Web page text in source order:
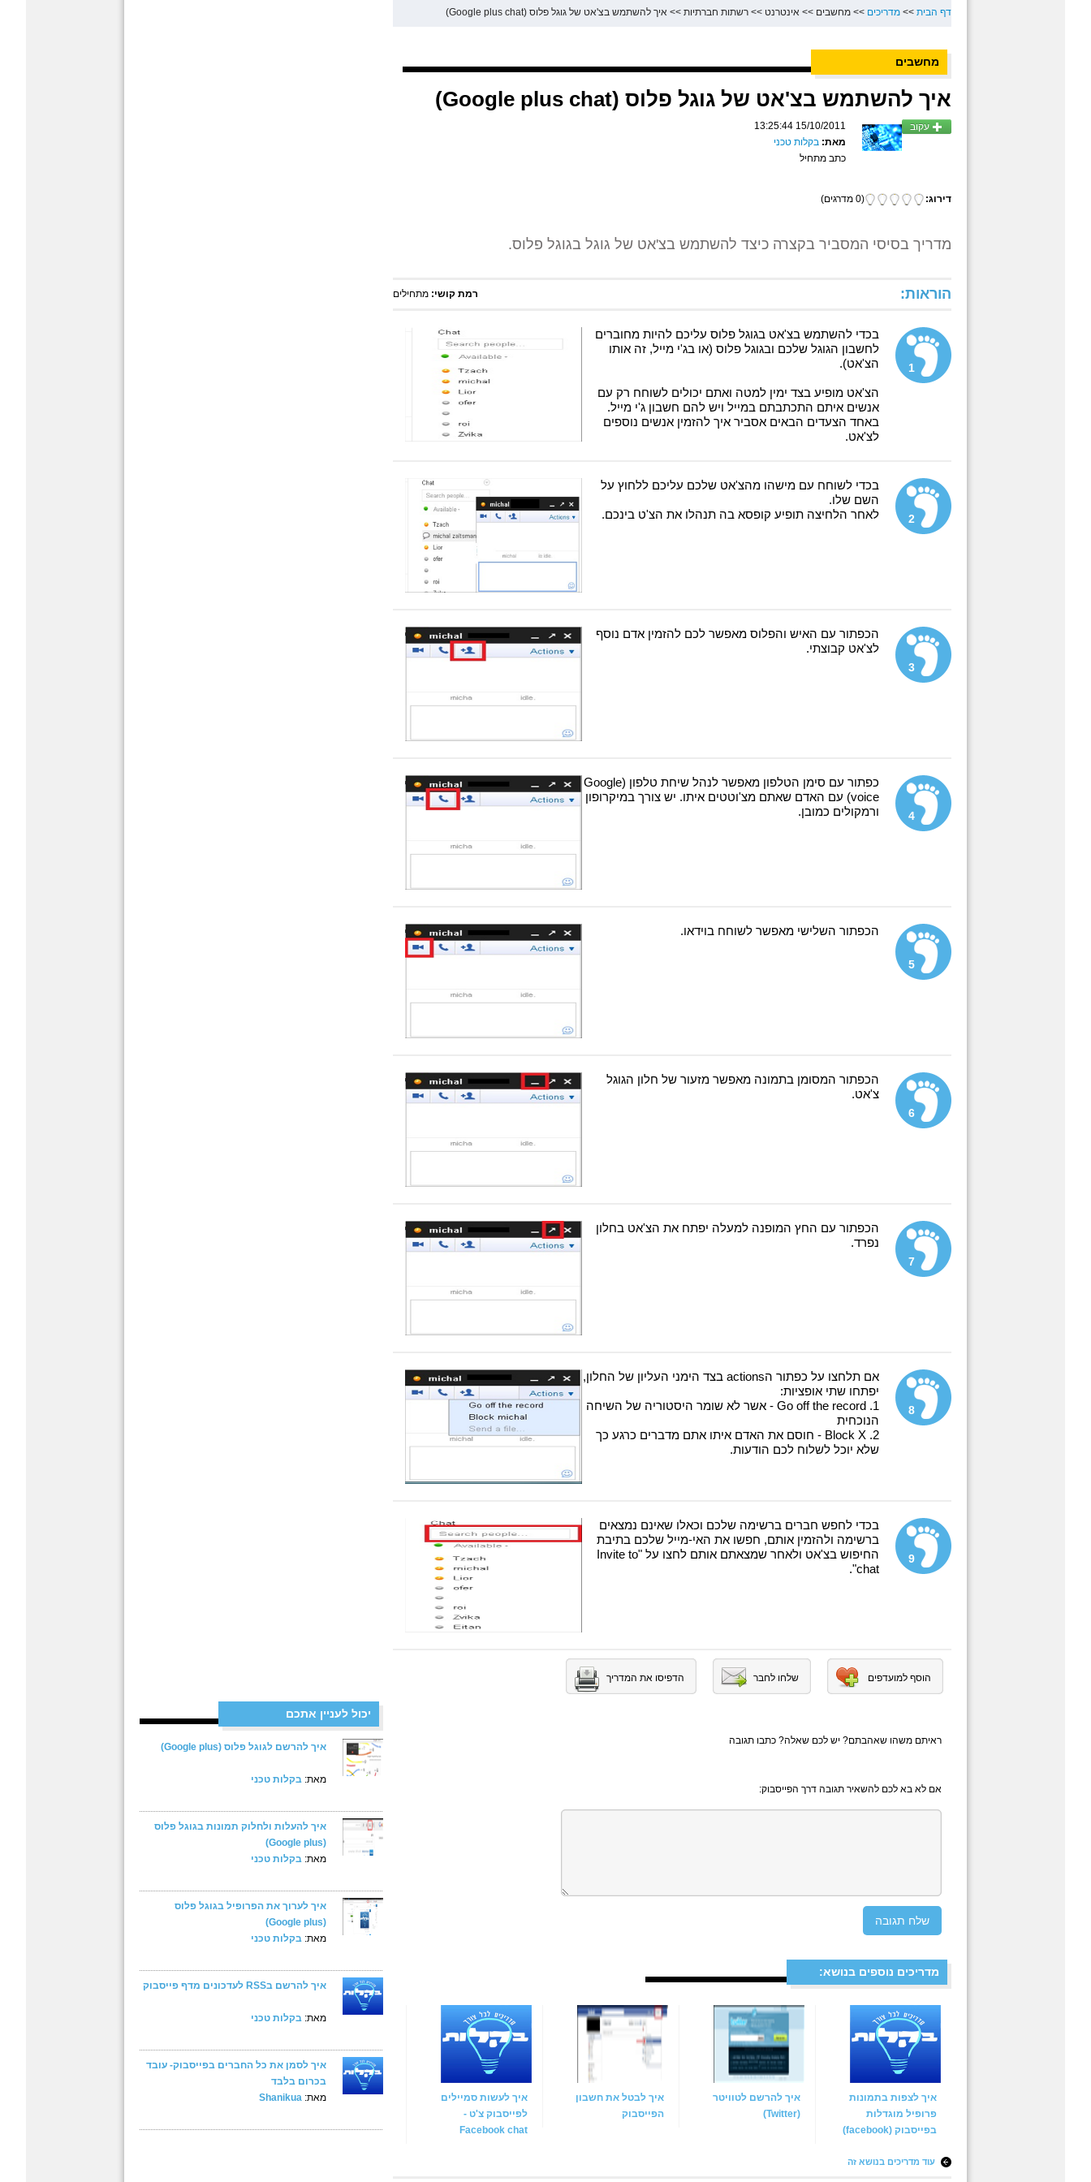
יכול לעניין אתכם
איך להרשם לגוגל פלוס (Google plus)
מאת: בקלות טכני
איך להעלות ולחלוק תמונות בגוגל פלוס
(Google plus)
מאת: בקלות טכני
איך לערוך את הפרופיל בגוגל פלוס
(Google plus)
מאת: בקלות טכני
איך להרשם בRSS לעדכונים מדף פייסבוק
מאת: בקלות טכני
איך לסמן את כל החברים בפייסבוק- עובד
בכרום בלבד
מאת: Shanikua
דף הבית >> מדריכים >> מחשבים >> אינטרנט >> רשתות חברתיות >> איך להשתמש בצ'אט של גוגל פלוס (Google plus chat)
מחשבים
איך להשתמש בצ'אט של גוגל פלוס (Google plus chat)
עקוב
15/10/2011 13:25:44
מאת: בקלות טכני
כתב מתחיל
דירוג: (0 מדרגים)
מדריך בסיסי המסביר בקצרה כיצד להשתמש בצ'אט של גוגל בגוגל פלוס.
רמת קושי: מתחילים הוראות:
1
בכדי להשתמש בצ'אט בגוגל פלוס עליכם להיות מחוברים
לחשבון הגוגל שלכם ובגוגל פלוס (או בג'י מייל, זה אותו
הצ'אט).
הצ'אט מופיע בצד ימין למטה ואתם יכולים לשוחח רק עם
אנשים איתם התכתבתם במייל ויש להם חשבון ג'י מייל.
באחד הצעדים הבאים אסביר איך להזמין אנשים נוספים
לצ'אט.
2
בכדי לשוחח עם מישהו מהצ'אט שלכם עליכם ללחוץ על
השם שלו.
לאחר הלחיצה תופיע קופסא בה תנהלו את הצ'ט בינכם.
3
הכפתור עם האיש והפלוס מאפשר לכם להזמין אדם נוסף
לצ'אט קבוצתי.
4
כפתור עם סימן הטלפון מאפשר לנהל שיחת טלפון (Google
voice) עם האדם שאתם מצ'וטטים איתו. יש צורך במיקרופון
ורמקולים כמובן.
5
הכפתור השלישי מאפשר לשוחח בוידאו.
6
הכפתור המסומן בתמונה מאפשר מזעור של חלון הגוגל
צ'אט.
7
הכפתור עם החץ המופנה למעלה יפתח את הצ'אט בחלון
נפרד.
8
אם תלחצו על כפתור הactions בצד הימני העליון של החלון,
יפתחו שתי אופציות:
1. Go off the record - אשר לא שומר היסטוריה של השיחה
הנוכחית
2. Block X - חוסם את האדם איתו אתם מדברים כרגע כך
שלא יוכל לשלוח לכם הודעות.
9
בכדי לחפש חברים ברשימה שלכם וכאלו שאינם נמצאים
ברשימה ולהזמין אותם, חפשו את האי-מייל שלכם בתיבת
החיפוש בצ'אט ולאחר שמצאתם אותם לחצו על "Invite to
chat".
הוסף למועדפים שלחו לחבר הדפיסו את המדריך
ראיתם משהו שאהבתם? יש לכם שאלה? כתבו תגובה
אם לא בא לכם להשאיר תגובה דרך הפייסבוק:
מדריכים נוספים בנושא:
איך לצפות בתמונות
פרופיל מוגדלות
בפייסבוק (facebook)
איך להרשם לטוויטר
(Twitter)
איך לבטל את חשבון
הפייסבוק
איך לעשות סמיילים
לפייסבוק צ'ט -
Facebook chat
עוד מדריכים בנושא זה